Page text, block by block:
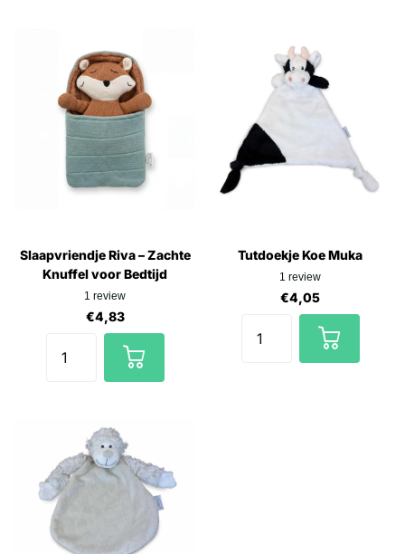
Slaapvriendje Riva – Zachte
Knuffel voor Bedtijd
1 review
€4,83
Tutdoekje Koe Muka
1 review
€4,05